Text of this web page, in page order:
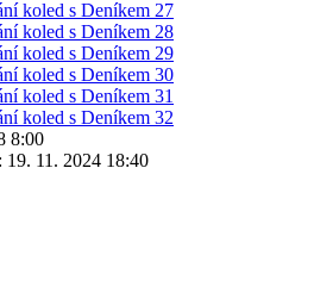
8:00
19. 11. 2024 18:40